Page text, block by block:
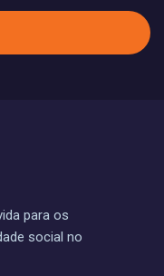
para os
social no